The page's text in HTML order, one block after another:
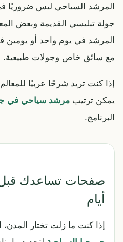
المرشد السياحي ليس ضروريًا
جولة تبليسي القديمة وبعض
المرشد في يوم واحد أو يومين
مع سائق خاص وجولات طبيعية.
إذا كنت تريد شرحًا عربيًا
يمكن ترتيب مرشد سياحي في
البرنامج.
أيام
إذا كنت ما زلت تختار المدن،